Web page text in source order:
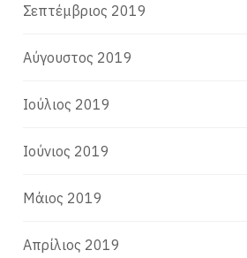
Σεπτέμβριος 2019
Αύγουστος 2019
Ιούλιος 2019
Ιούνιος 2019
Μάιος 2019
Απρίλιος 2019